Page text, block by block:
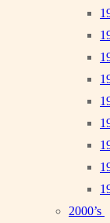
2000’s